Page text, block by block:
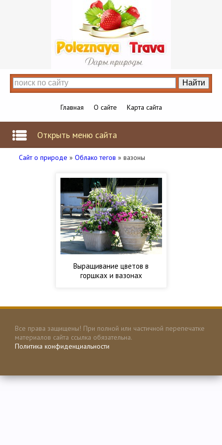
Главная О сайте Карта сайта
Открыть меню сайта
Сайт о природе » Облако тегов » вазоны
Выращивание цветов в
горшках и вазонах
Все права защищены! При полной или частичной перепечатке
материалов сайта ссылка обязательна.
Политика конфиденциальности